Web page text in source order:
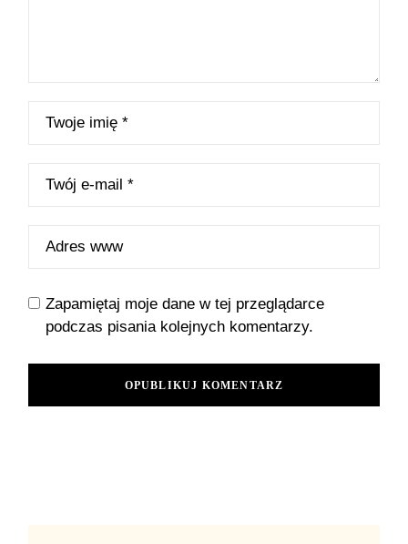
Zapamiętaj moje dane w tej przeglądarce
podczas pisania kolejnych komentarzy.
OPUBLIKUJ KOMENTARZ